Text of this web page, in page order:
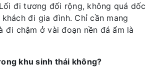
đi tương đối rộng, không quá dốc
đi gia đình. Chỉ cần mang
đi chậm ở vài đoạn nền đá ẩm là
khu sinh thái không?